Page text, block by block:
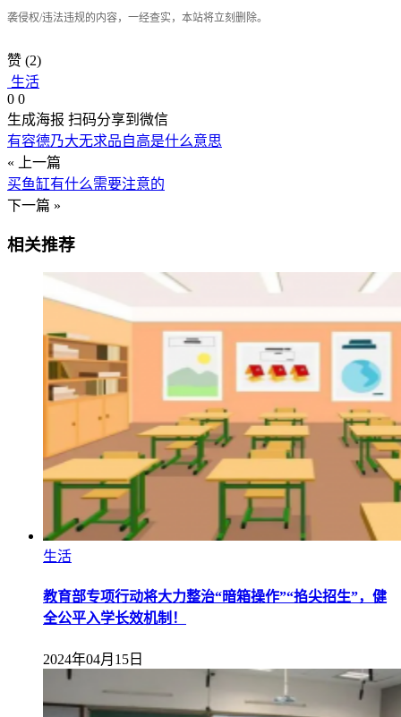
袭侵权/违法违规的内容，一经查实，本站将立刻删除。
赞 (2)
生活
0 0
生成海报 扫码分享到微信
有容德乃大无求品自高是什么意思
« 上一篇
买鱼缸有什么需要注意的
下一篇 »
相关推荐
生活
教育部专项行动将大力整治“暗箱操作”“掐尖招生”，健
全公平入学长效机制！
2024年04月15日